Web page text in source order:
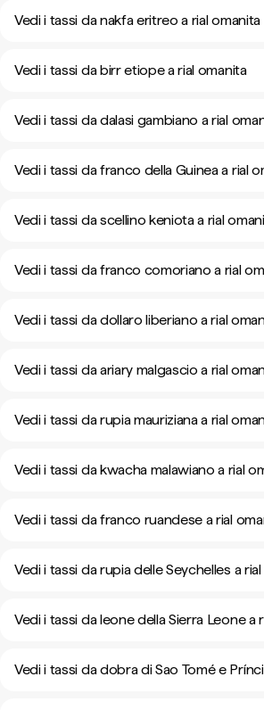
Vedi i tassi da nakfa eritreo a rial omanita
Vedi i tassi da birr etiope a rial omanita
Vedi i tassi da dalasi gambiano a rial
Vedi i tassi da franco della Guinea a rial
Vedi i tassi da scellino keniota a rial
Vedi i tassi da franco comoriano a rial
Vedi i tassi da dollaro liberiano a rial
Vedi i tassi da ariary malgascio a rial
Vedi i tassi da rupia mauriziana a rial
Vedi i tassi da kwacha malawiano a rial
Vedi i tassi da franco ruandese a rial
Vedi i tassi da rupia delle Seychelles a
Vedi i tassi da leone della Sierra Leone a
Vedi i tassi da dobra di Sao Tomé e